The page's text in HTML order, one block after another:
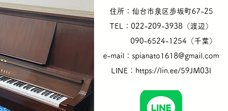
住所：仙台市泉区歩坂町67-25
TEL：​022-209-3938（渡辺）
​ 090-6524-1254（千葉）
e-mail：spianato1618@gmail.com
​​​​​LINE： https://lin.ee/59JM03I